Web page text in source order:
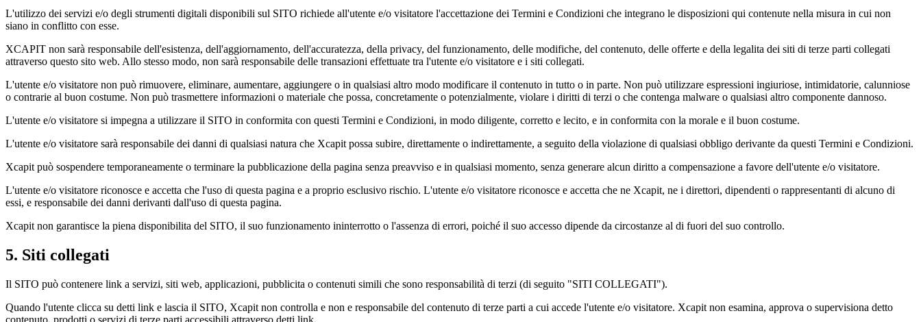
L'utilizzo dei servizi e/o degli strumenti digitali disponibili sul SITO richiede all'utente e/o visitatore l'accettazione dei Termini e Condizioni che integrano le disposizioni qui contenute nella misura in cui non
siano in conflitto con esse.
XCAPIT non sarà responsabile dell'esistenza, dell'aggiornamento, dell'accuratezza, della privacy, del funzionamento, delle modifiche, del contenuto, delle offerte e della legalita dei siti di terze parti collegati
attraverso questo sito web. Allo stesso modo, non sarà responsabile delle transazioni effettuate tra l'utente e/o visitatore e i siti collegati.
L'utente e/o visitatore non può rimuovere, eliminare, aumentare, aggiungere o in qualsiasi altro modo modificare il contenuto in tutto o in parte. Non può utilizzare espressioni ingiuriose, intimidatorie, calunniose
o contrarie al buon costume. Non può trasmettere informazioni o materiale che possa, concretamente o potenzialmente, violare i diritti di terzi o che contenga malware o qualsiasi altro componente dannoso.
L'utente e/o visitatore si impegna a utilizzare il SITO in conformita con questi Termini e Condizioni, in modo diligente, corretto e lecito, e in conformita con la morale e il buon costume.
L'utente e/o visitatore sarà responsabile dei danni di qualsiasi natura che Xcapit possa subire, direttamente o indirettamente, a seguito della violazione di qualsiasi obbligo derivante da questi Termini e Condizioni.
Xcapit può sospendere temporaneamente o terminare la pubblicazione della pagina senza preavviso e in qualsiasi momento, senza generare alcun diritto a compensazione a favore dell'utente e/o visitatore.
L'utente e/o visitatore riconosce e accetta che l'uso di questa pagina e a proprio esclusivo rischio. L'utente e/o visitatore riconosce e accetta che ne Xcapit, ne i direttori, dipendenti o rappresentanti di alcuno di
essi, e responsabile dei danni derivanti dall'uso di questa pagina.
Xcapit non garantisce la piena disponibilita del SITO, il suo funzionamento ininterrotto o l'assenza di errori, poiché il suo accesso dipende da circostanze al di fuori del suo controllo.
5. Siti collegati
Il SITO può contenere link a servizi, siti web, applicazioni, pubblicita o contenuti simili che sono responsabilità di terzi (di seguito "SITI COLLEGATI").
Quando l'utente clicca su detti link e lascia il SITO, Xcapit non controlla e non e responsabile del contenuto di terze parti a cui accede l'utente e/o visitatore. Xcapit non esamina, approva o supervisiona detto
contenuto, prodotti o servizi di terze parti accessibili attraverso detti link.